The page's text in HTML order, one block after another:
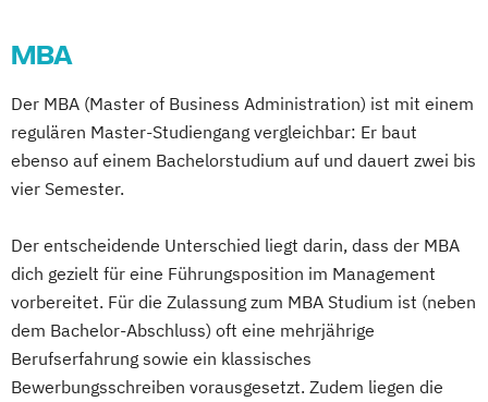
MBA
Der MBA (Master of Business Administration) ist mit einem
regulären Master-Studiengang vergleichbar: Er baut
ebenso auf einem Bachelorstudium auf und dauert zwei bis
vier Semester.
Der entscheidende Unterschied liegt darin, dass der MBA
dich gezielt für eine Führungsposition im Management
vorbereitet. Für die Zulassung zum MBA Studium ist (neben
dem Bachelor-Abschluss) oft eine mehrjährige
Berufserfahrung sowie ein klassisches
Bewerbungsschreiben vorausgesetzt. Zudem liegen die